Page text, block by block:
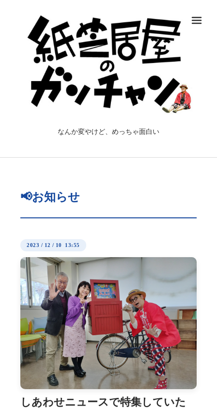
なんか変やけど、めっちゃ面白い
📢お知らせ
2023 / 12 / 10 13:55
しあわせニュースで特集していた